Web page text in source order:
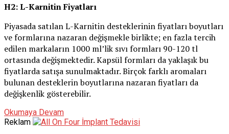
H2: L-Karnitin Fiyatları
Piyasada satılan L-Karnitin desteklerinin fiyatları boyutları
ve formlarına nazaran değişmekle birlikte; en fazla tercih
edilen markaların 1000 ml’lik sıvı formları 90-120 tl
ortasında değişmektedir. Kapsül formları da yaklaşık bu
fiyatlarda satışa sunulmaktadır. Birçok farklı aromaları
bulunan desteklerin boyutlarına nazaran fiyatları da
değişkenlik gösterebilir.
Okumaya Devam
Reklam